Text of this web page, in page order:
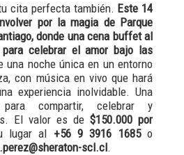
cita perfecta también. Este 14
por la magia de Parque
donde una cena buffet al
celebrar el amor bajo las
una noche única en un entorno
con música en vivo que hará
experiencia inolvidable. Una
para compartir, celebrar y
El valor es de $150.000 por
lugar al +56 9 3916 1685o
scl.cl.